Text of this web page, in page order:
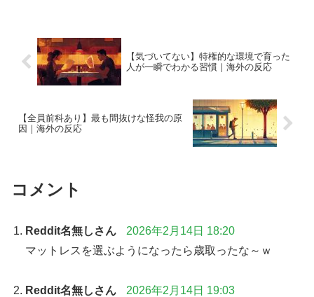
【気づいてない】特権的な環境で育った
人が一瞬でわかる習慣｜海外の反応
【全員前科あり】最も間抜けな怪我の原
因｜海外の反応
コメント
Reddit名無しさん
2026年2月14日 18:20
マットレスを選ぶようになったら歳取ったな～ｗ
Reddit名無しさん
2026年2月14日 19:03